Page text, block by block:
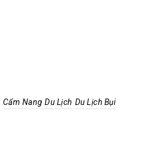
Cẩm Nang Du Lịch Du Lịch Bụi